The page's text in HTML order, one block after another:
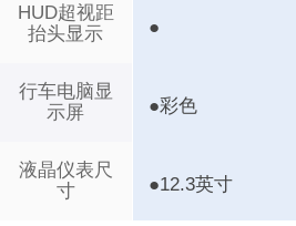
HUD超视距
抬头显示
行车电脑显
示屏
液晶仪表尺
寸
●
●彩色
●12.3英寸